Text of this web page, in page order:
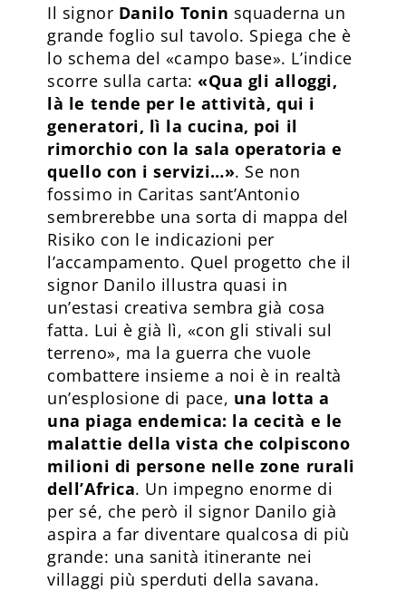
Il signor Danilo Tonin squaderna un
grande foglio sul tavolo. Spiega che è
lo schema del «campo base». L’indice
scorre sulla carta: «Qua gli alloggi,
là le tende per le attività, qui i
generatori, lì la cucina, poi il
rimorchio con la sala operatoria e
quello con i servizi…». Se non
fossimo in Caritas sant’Antonio
sembrerebbe una sorta di mappa del
Risiko con le indicazioni per
l’accampamento. Quel progetto che il
signor Danilo illustra quasi in
un’estasi creativa sembra già cosa
fatta. Lui è già lì, «con gli stivali sul
terreno», ma la guerra che vuole
combattere insieme a noi è in realtà
un’esplosione di pace, una lotta a
una piaga endemica: la cecità e le
malattie della vista che colpiscono
milioni di persone nelle zone rurali
dell’Africa. Un impegno enorme di
per sé, che però il signor Danilo già
aspira a far diventare qualcosa di più
grande: una sanità itinerante nei
villaggi più sperduti della savana.